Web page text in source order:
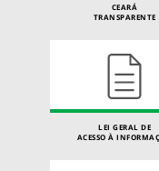
CEARÁ
TRANSPARENTE
LEI GERAL DE
ACESSO À